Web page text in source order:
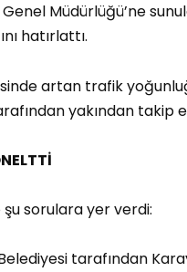
Genel Müdürlüğü’ne
hatırlattı.
artan trafik
yakından takip
şu sorulara yer verdi:
tarafından